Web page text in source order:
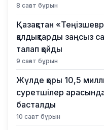
8 сағат бұрын
Қазақстан
қалдықтарды заңсыз
талап қойды
9 сағат бұрын
Жүлде қоры 10,5
суретшілер арасында
басталды
10 сағат бұрын